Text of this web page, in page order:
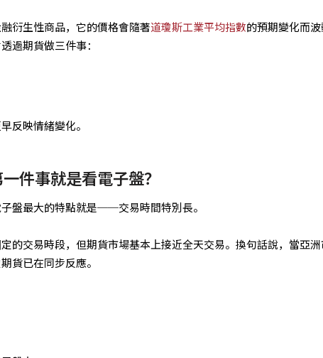
衍生性商品，它的價格會隨著道瓊斯工業平均指數的預期變化而
過期貨做三件事：
反映情緒變化。
件事就是看電子盤？
盤最大的特點就是──交易時間特別長。
的交易時段，但期貨市場基本上接近全天交易。換句話說，當亞
貨已在同步反應。